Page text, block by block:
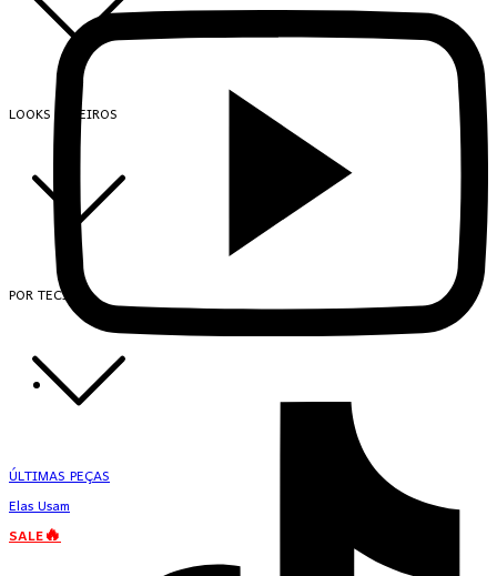
LOOKS INTEIROS
POR TECIDO
ÚLTIMAS PEÇAS
Elas Usam
SALE🔥